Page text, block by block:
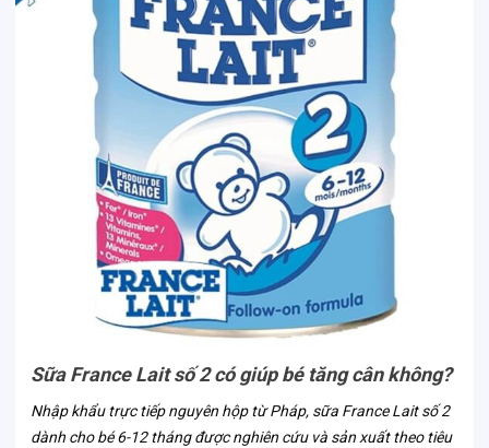
Sữa France Lait số 2 có giúp bé tăng cân không?
Nhập khẩu trực tiếp nguyên hộp từ Pháp, sữa France Lait số 2
dành cho bé 6-12 tháng được nghiên cứu và sản xuất theo tiêu